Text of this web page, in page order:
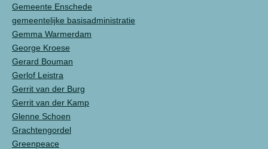
Gemeente Enschede
gemeentelijke basisadministratie
Gemma Warmerdam
George Kroese
Gerard Bouman
Gerlof Leistra
Gerrit van der Burg
Gerrit van der Kamp
Glenne Schoen
Grachtengordel
Greenpeace